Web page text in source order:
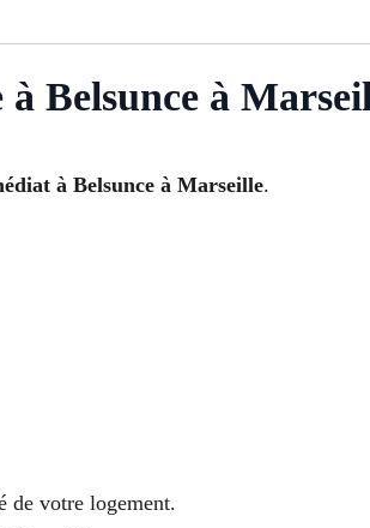
Belsunce à
à Belsunce à Marseille.
de votre logement.